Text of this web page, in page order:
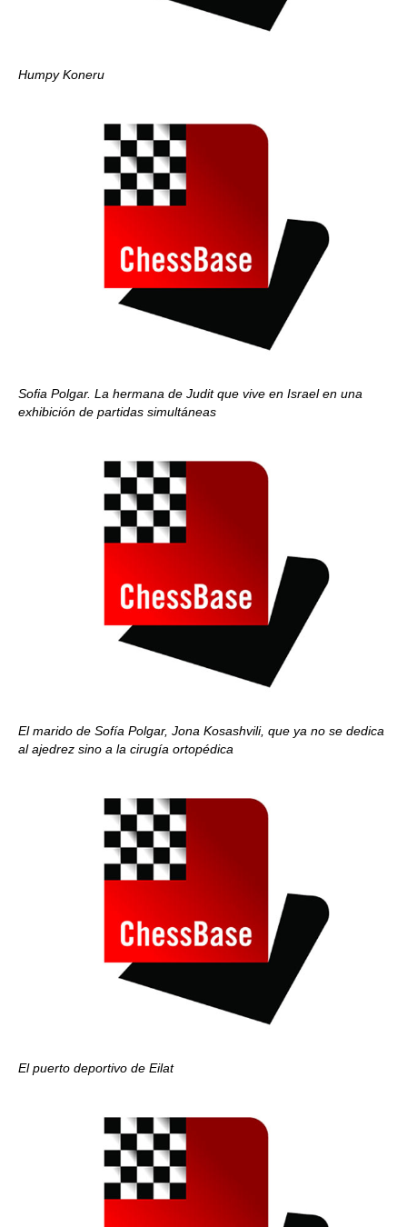
Humpy Koneru
Sofia Polgar. La hermana de Judit que vive en Israel en una
exhibición de partidas simultáneas
El marido de Sofía Polgar, Jona Kosashvili, que ya no se dedica
al ajedrez sino a la cirugía ortopédica
El puerto deportivo de Eilat